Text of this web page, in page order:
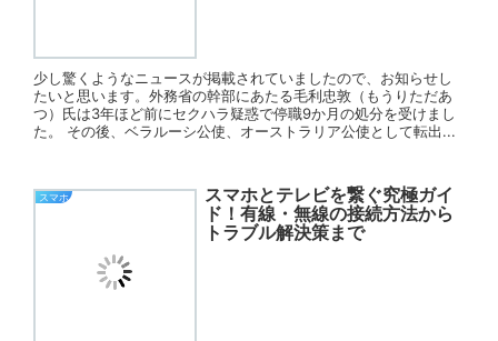
少し驚くようなニュースが掲載されていましたので、お知らせし
たいと思います。外務省の幹部にあたる毛利忠敦（もうりただあ
つ）氏は3年ほど前にセクハラ疑惑で停職9か月の処分を受けまし
た。 その後、ベラルーシ公使、オーストラリア公使として転出...
スマホ
スマホとテレビを繋ぐ究極ガイ
ド！有線・無線の接続方法から
トラブル解決策まで